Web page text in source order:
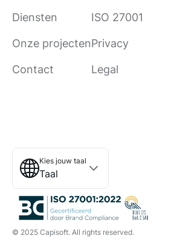
Diensten
Onze projecten
Contact
ISO 27001
Privacy
Legal
Kies jouw taal
Taal
© 2025 Capisoft. All rights reserved.